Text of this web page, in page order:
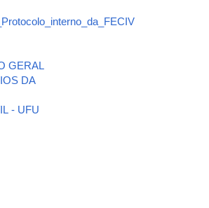
GERAL
DA
- UFU